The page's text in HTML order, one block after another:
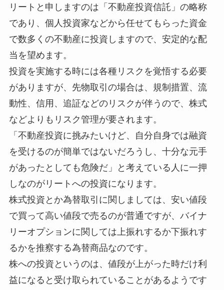
リートと申しますのは「不動産投資信託」の略称
であり、個人投資家などから任せてもらった資金
で数多くの不動産に投資しますので、安定的な配
当を望めます。
投資を実施する時には各種リスクを覚悟する必要
がありますが、先物取引の場合は、規制措置、流
動性、信用、追証などのリスクが伴うので、株式
などよりもリスク管理が要されます。
「不動産投資に挑みたいけど、自分自身では融資
を受けるのが簡単ではないだろうし、十分な元手
があったとしても危険だ」と考えている人に一押
しなのがリートへの投資になります。
株式投資とか為替取引に関しましては、安い値段
で買って高い値段で売るのが普通ですが、バイナ
リーオプションに関しては上振れするか下振れす
るかを推察する為替商品なのです。
株への投資というのは、値段が上がった時だけ利
益になると受け取られていることがあるようです